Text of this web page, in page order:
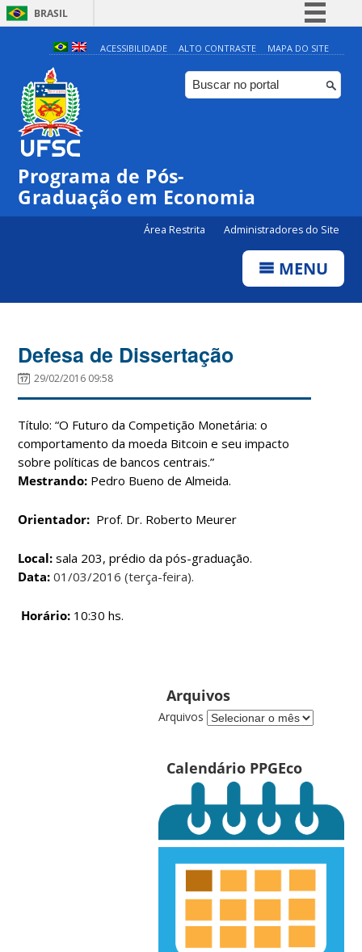
BRASIL
Simplifique!
Comunica BR
Participe
ACESSIBILIDADE ALTO CONTRASTE MAPA DO SITE
Programa de Pós-
Graduação em Economia
Área Restrita Administradores do Site
MENU
Defesa de Dissertação
29/02/2016 09:58
Título: “O Futuro da Competição Monetária: o
comportamento da moeda Bitcoin e seu impacto
sobre políticas de bancos centrais.”
Mestrando: Pedro Bueno de Almeida.
Orientador: Prof. Dr. Roberto Meurer
Local: sala 203, prédio da pós-graduação.
Data:01/03/2016 (terça-feira).
Horário: 10:30 hs.
Arquivos
Arquivos
Calendário PPGEco